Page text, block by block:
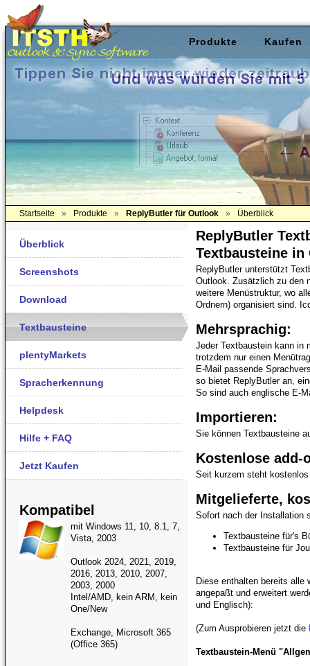
Startseite » Produkte » ReplyButler für Outlook » Überblick
Überblick
Screenshots
Download
Textbausteine
plentyMarkets
Spracherkennung
Helpdesk
Hilfe + FAQ
Jetzt Kaufen
Kompatibel
mit Windows 11, 10, 8.1, 7,
Vista, 2003
Outlook 2024, 2021, 2019,
2016, 2013, 2010, 2007,
2003, 2000
Intel/AMD, kein ARM, kein
One/New
Exchange, Microsoft 365
(Office 365)
ReplyButler
Textbausteine
ReplyButler unterstützt
Outlook. Zusätzlich zu den
weitere Menüstruktur, wo
Ordnern) organisiert sind.
Mehrsprachig:
Jeder Textbaustein kann in
trotzdem nur einen
E-Mail passende
so bietet ReplyButler an,
So sind auch englische E-
Importieren:
Sie können Textbausteine
Kostenlose add-
Seit kurzem steht
Mitgelieferte,
Sofort nach der Installation
Textbausteine für's
Textbausteine für
Diese enthalten bereits alle
angepaßt und erweitert
und Englisch):
(Zum Ausprobieren jetzt die
Textbaustein-Menü
Produkte Kaufen